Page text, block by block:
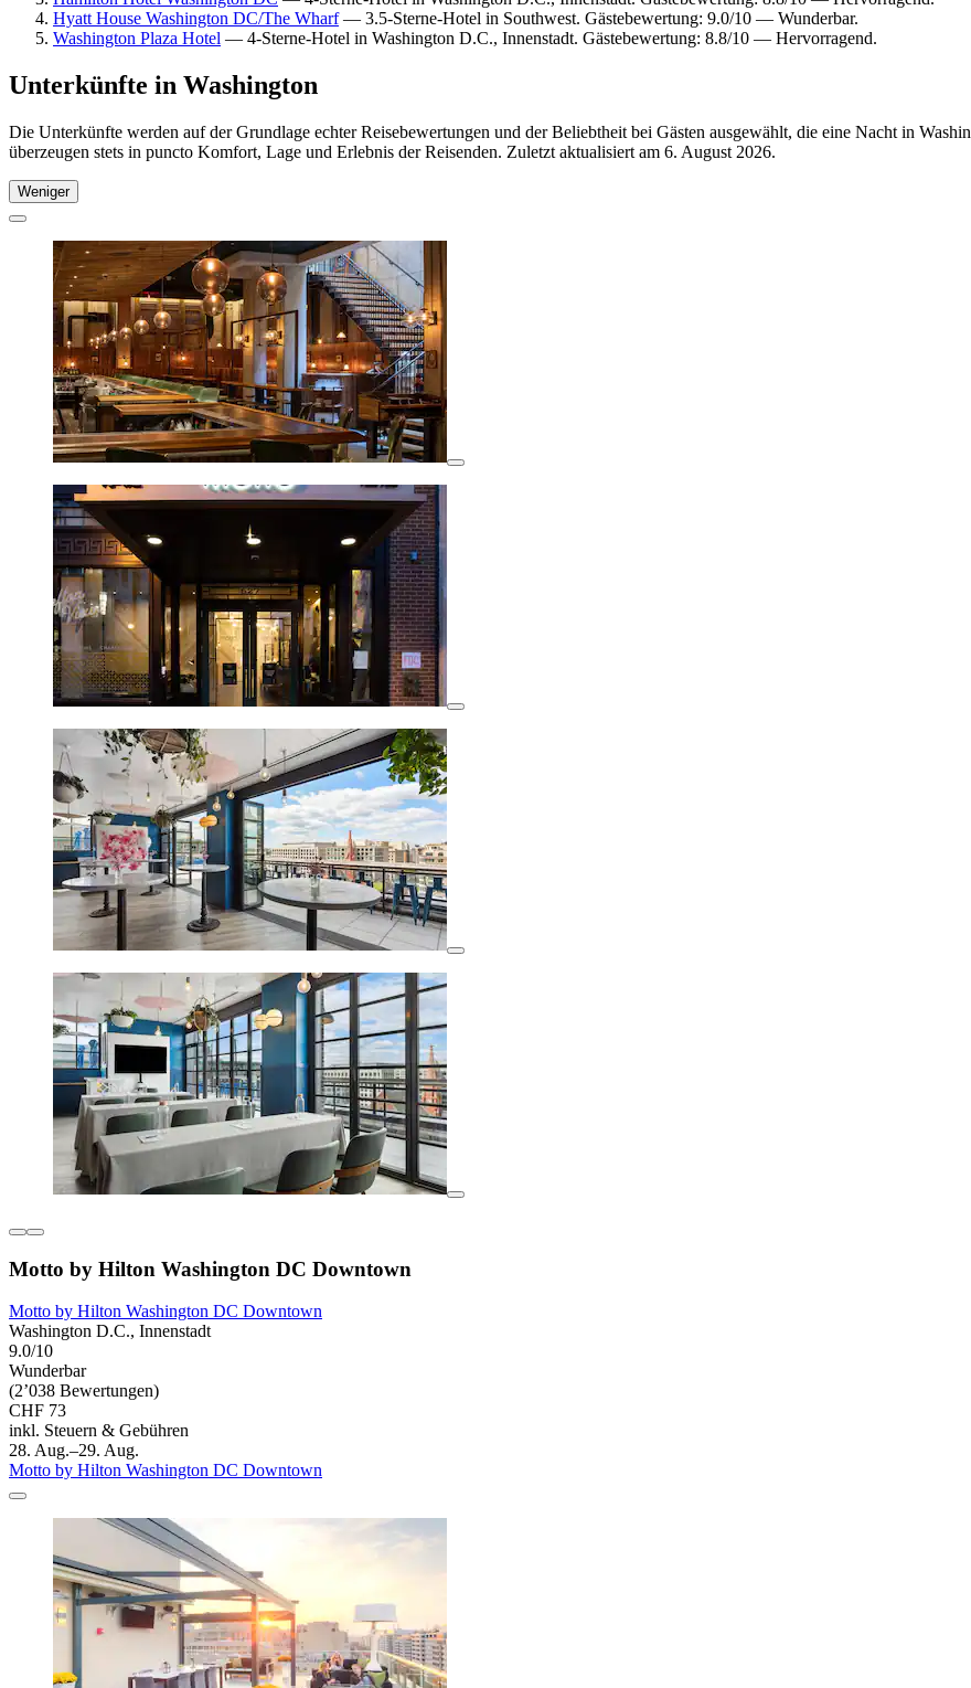
Hyatt House Washington DC/The Wharf— 3.5-Sterne-Hotel in Southwest. Gästebewertung: 9.0/10 — Wunderbar.
Washington Plaza Hotel — 4-Sterne-Hotel in Washington D.C., Innenstadt. Gästebewertung: 8.8/10 — Hervorragend.
Unterkünfte in Washington
Die Unterkünfte werden auf der Grundlage echter Reisebewertungen und der Beliebtheit bei Gästen ausgewählt, die eine Nacht in
überzeugen stets in puncto Komfort, Lage und Erlebnis der Reisenden. Zuletzt aktualisiert am 6. August 2026.
Weniger
Motto by Hilton Washington DC Downtown
Motto by Hilton Washington DC Downtown
Washington D.C., Innenstadt
9.0/10
Wunderbar
(2’038 Bewertungen)
CHF 73
inkl. Steuern & Gebühren
28. Aug.–29. Aug.
Motto by Hilton Washington DC Downtown